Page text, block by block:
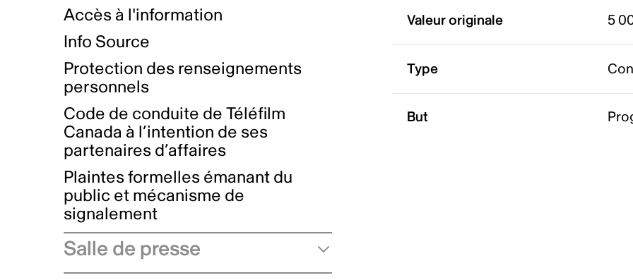
Accès à l'information
Info Source
Protection des renseignements
personnels
Code de conduite de Téléfilm
Canada à l’intention de ses
partenaires d’affaires
Plaintes formelles émanant du
public et mécanisme de
signalement
Salle de presse
Valeur originale 5
Type
But